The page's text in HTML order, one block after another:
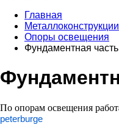
Главная
Металлоконструкции
Опоры освещения
Фундаментная
По опорам освещения
peterburge